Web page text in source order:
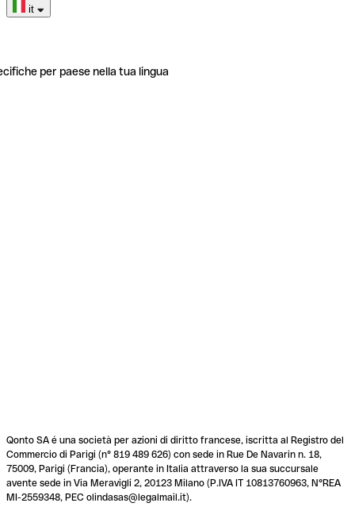
it
per paese nella tua lingua
Qonto SA é una società per azioni di diritto francese, iscritta al Registro del
Commercio di Parigi (n° 819 489 626) con sede in Rue De Navarin n. 18,
75009, Parigi (Francia), operante in Italia attraverso la sua succursale
avente sede in Via Meravigli 2, 20123 Milano (P.IVA IT 10813760963, N°REA
MI-2559348, PEC olindasas@legalmail.it).